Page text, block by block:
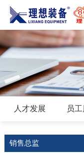
人才发展 员
销售总监